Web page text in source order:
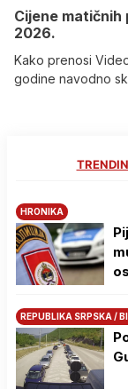
Cijene matičnih
2026.
Kako prenosi
godine navodno
HRONIKA
REPUBLIKA SRPSKA /